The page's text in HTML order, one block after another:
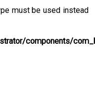
must be used instead
components/